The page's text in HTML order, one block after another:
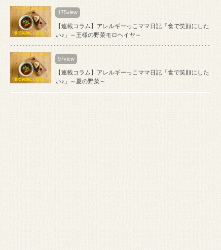
175view
【連載コラム】アレルギーっこママ日記「食で笑顔にした
い♪」～王様の野菜モロヘイヤ～
97view
【連載コラム】アレルギーっこママ日記「食で笑顔にした
い♪」～夏の野菜～